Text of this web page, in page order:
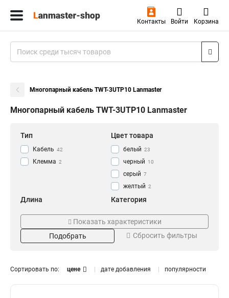
Контакты Войти Корзина
Многопарный кабель TWT-3UTP10 Lanmaster
Многопарный кабель TWT-3UTP10 Lanmaster
Тип
Кабель 42
Клемма 2
Цвет товара
белый 23
черный 10
серый 7
желтый 2
Длина
100 24
Категория
Кат5e 29
Кат5 3
Кат3 6
Показать характеристики
Подобрать
Сбросить фильтры
Сортировать по: цене дате добавления популярности